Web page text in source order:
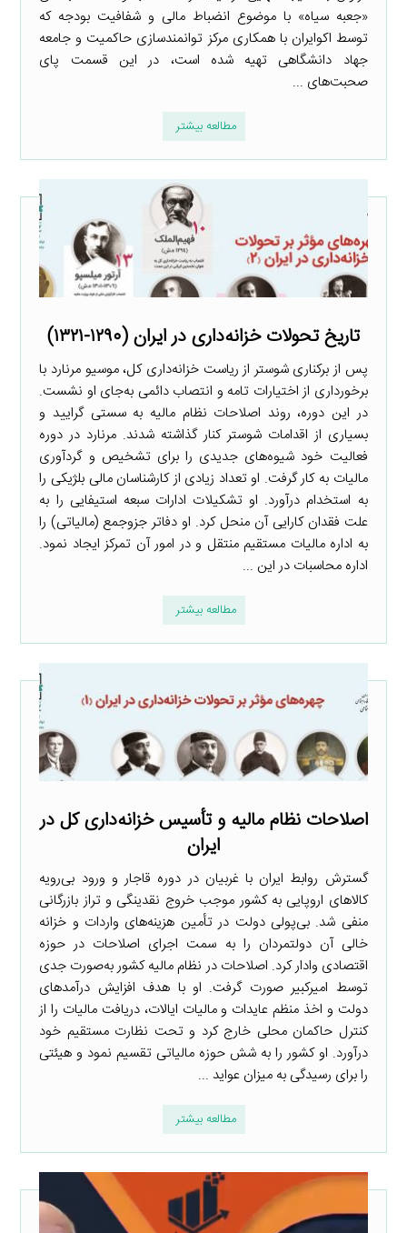
«جعبه سیاه» با موضوع انضباط مالی و شفافیت بودجه که
توسط اکوایران با همکاری مرکز توانمندسازی حاکمیت و جامعه
جهاد دانشگاهی تهیه شده است، در این قسمت پای
صحبت‌های ...
مطالعه بیشتر
تاریخ تحولات خزانه‌داری در ایران (۱۲۹۰-۱۳۲۱)
پس از برکناری شوستر از ریاست خزانه‌داری کل، موسیو مرنارد با
برخورداری از اختیارات تامه و انتصاب دائمی به‌جای او نشست.
در این دوره، روند اصلاحات نظام مالیه به سستی گرایید و
بسیاری از اقدامات شوستر کنار گذاشته شدند. مرنارد در دوره
فعالیت خود شیوه‌های جدیدی را برای تشخیص و گردآوری
مالیات به کار گرفت. او تعداد زیادی از کارشناسان مالی بلژیکی را
به استخدام درآورد. او تشکیلات ادارات سبعه استیفایی را به
علت فقدان کارایی آن منحل کرد. او دفاتر جزوجمع (مالیاتی) را
به اداره مالیات مستقیم منتقل و در امور آن تمرکز ایجاد نمود.
اداره محاسبات در این ...
مطالعه بیشتر
اصلاحات نظام مالیه و تأسیس خزانه‌داری کل در
ایران
گسترش روابط ایران با غربیان در دوره قاجار و ورود بی‌رویه
کالاهای اروپایی به کشور موجب خروج نقدینگی و تراز بازرگانی
منفی شد. بی‌پولی دولت در تأمین هزینه‌های واردات و خزانه
خالی آن دولتمردان را به سمت اجرای اصلاحات در حوزه
اقتصادی وادار کرد. اصلاحات در نظام مالیه کشور به‌صورت جدی
توسط امیرکبیر صورت گرفت. او با هدف افزایش درآمدهای
دولت و اخذ منظم عایدات و مالیات ایالات، دریافت مالیات را از
کنترل حاکمان محلی خارج کرد و تحت نظارت مستقیم خود
درآورد. او کشور را به شش حوزه مالیاتی تقسیم نمود و هیئتی
را برای رسیدگی به میزان عواید ...
مطالعه بیشتر